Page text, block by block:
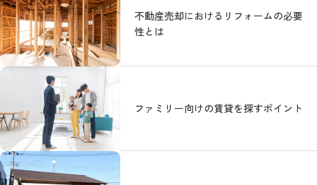
不動産売却におけるリフォームの必要
性とは
ファミリー向けの賃貸を探すポイント